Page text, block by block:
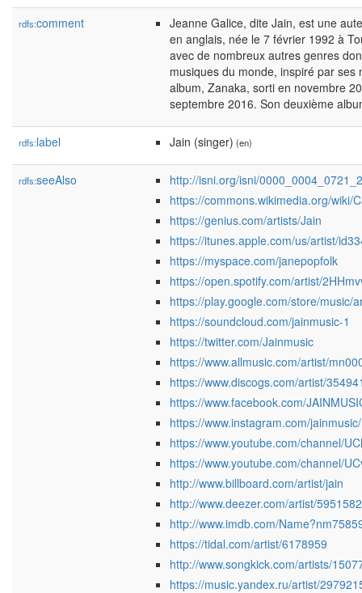
rdfs:comment
Jeanne Galice, dite Jain, est une
en anglais, née le 7 février 1992 à
avec de nombreux autres genres
musiques du monde, inspiré par
album, Zanaka, sorti en novembre
septembre 2016. Son deuxième
rdfs:label Jain (singer) (en)
rdfs:seeAlso
http://isni.org/isni/
https://commons.wikimedia.org/wiki/
https://genius.com/artists/Jain
https://itunes.apple.com/us/artist/
https://myspace.com/janepopfolk
https://open.spotify.com/artist/
https://play.google.com/store/music/
https://soundcloud.com/jainmusic-1
https://twitter.com/Jainmusic
https://www.allmusic.com/artist/
https://www.discogs.com/artist/
https://www.facebook.com/
https://www.instagram.com/jainmusic/
https://www.youtube.com/channel/
https://www.youtube.com/channel/
http://www.billboard.com/artist/jain
http://www.deezer.com/artist/5951582
http://www.imdb.com/
https://tidal.com/artist/6178959
http://www.songkick.com/artists/
https://music.yandex.ru/artist/